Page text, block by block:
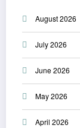
August 2026
July 2026
June 2026
May 2026
April 2026